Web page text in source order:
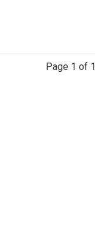
Page 1 of 1